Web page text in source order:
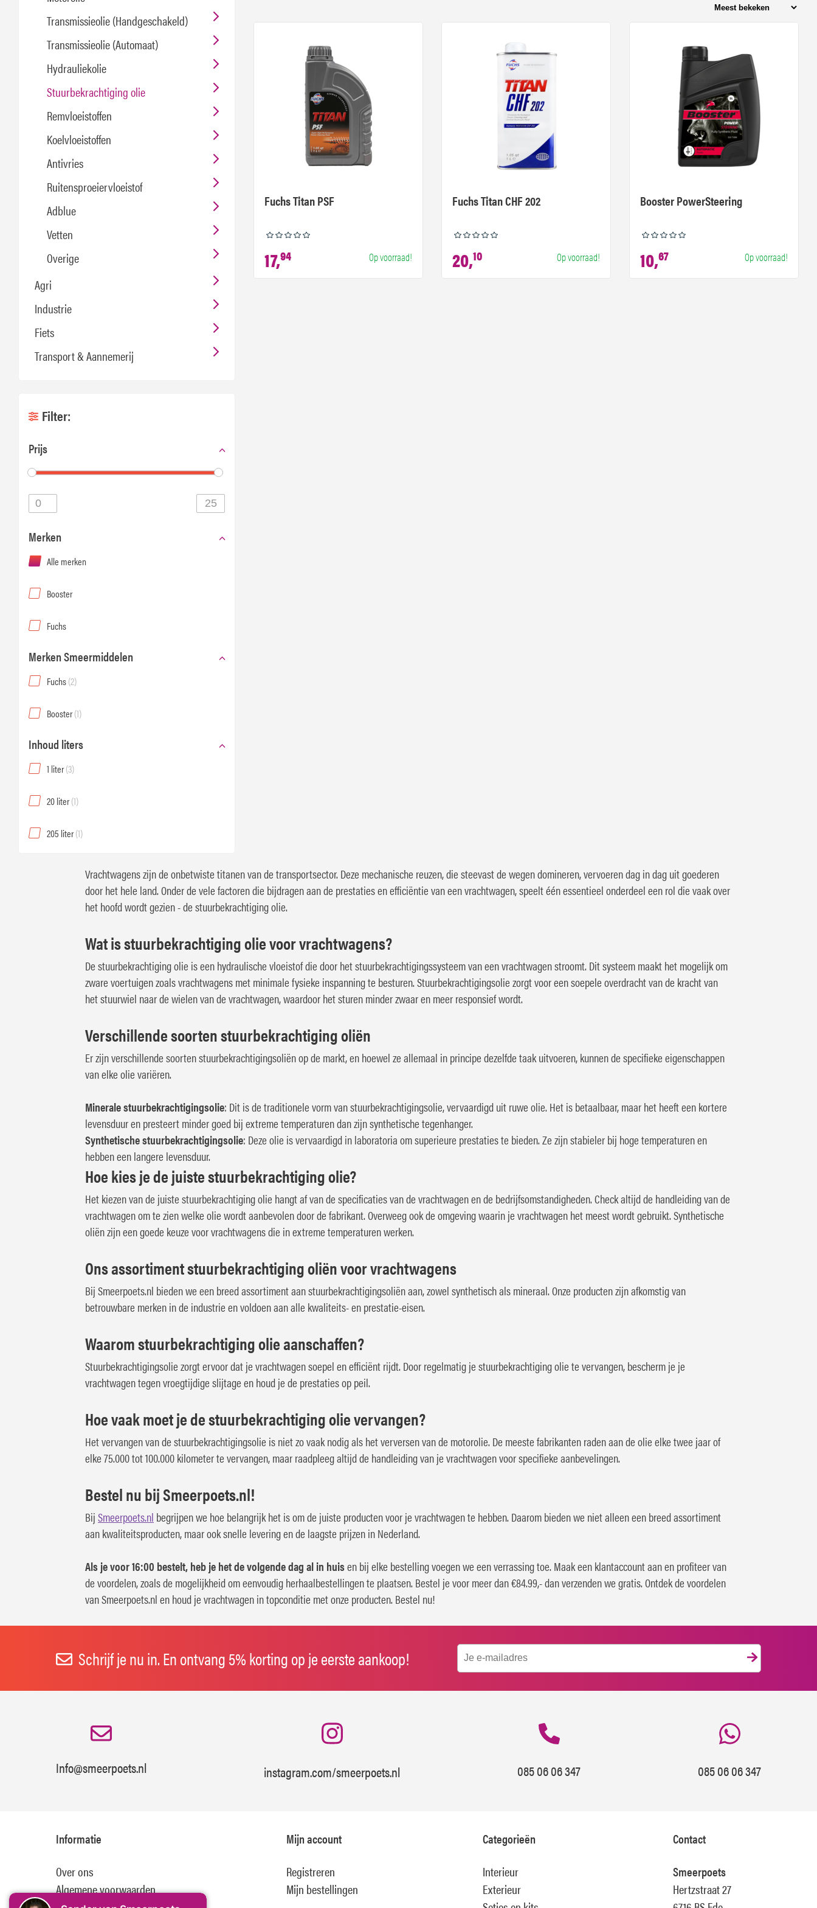
Transmissieolie (Handgeschakeld)
Transmissieolie (Automaat)
Hydrauliekolie
Stuurbekrachtiging olie
Remvloeistoffen
Koelvloeistoffen
Antivries
Ruitensproeiervloeistof
Adblue
Vetten
Overige
Agri
Industrie
Fiets
Transport & Aannemerij
Filter:
Prijs
Merken
Alle merken
Booster
Fuchs
Merken Smeermiddelen
Fuchs(2)
Booster(1)
Inhoud liters
1 liter(3)
20 liter(1)
205 liter(1)
Fuchs Titan PSF
17,94 Op voorraad!
Fuchs Titan CHF 202
20,10 Op voorraad!
Booster PowerSteering
10,67 Op voorraad!
Vrachtwagens zijn de onbetwiste titanen van de transportsector. Deze mechanische reuzen, die steevast de wegen domineren, vervoeren dag in dag uit goederen
door het hele land. Onder de vele factoren die bijdragen aan de prestaties en efficiëntie van een vrachtwagen, speelt één essentieel onderdeel een rol die vaak over
het hoofd wordt gezien - de stuurbekrachtiging olie.
Wat is stuurbekrachtiging olie voor vrachtwagens?
De stuurbekrachtiging olie is een hydraulische vloeistof die door het stuurbekrachtigingssysteem van een vrachtwagen stroomt. Dit systeem maakt het mogelijk om
zware voertuigen zoals vrachtwagens met minimale fysieke inspanning te besturen. Stuurbekrachtigingsolie zorgt voor een soepele overdracht van de kracht van
het stuurwiel naar de wielen van de vrachtwagen, waardoor het sturen minder zwaar en meer responsief wordt.
Verschillende soorten stuurbekrachtiging oliën
Er zijn verschillende soorten stuurbekrachtigingsoliën op de markt, en hoewel ze allemaal in principe dezelfde taak uitvoeren, kunnen de specifieke eigenschappen
van elke olie variëren.
Minerale stuurbekrachtigingsolie: Dit is de traditionele vorm van stuurbekrachtigingsolie, vervaardigd uit ruwe olie. Het is betaalbaar, maar het heeft een kortere
levensduur en presteert minder goed bij extreme temperaturen dan zijn synthetische tegenhanger.
Synthetische stuurbekrachtigingsolie: Deze olie is vervaardigd in laboratoria om superieure prestaties te bieden. Ze zijn stabieler bij hoge temperaturen en
hebben een langere levensduur.
Hoe kies je de juiste stuurbekrachtiging olie?
Het kiezen van de juiste stuurbekrachtiging olie hangt af van de specificaties van de vrachtwagen en de bedrijfsomstandigheden. Check altijd de handleiding van de
vrachtwagen om te zien welke olie wordt aanbevolen door de fabrikant. Overweeg ook de omgeving waarin je vrachtwagen het meest wordt gebruikt. Synthetische
oliën zijn een goede keuze voor vrachtwagens die in extreme temperaturen werken.
Ons assortiment stuurbekrachtiging oliën voor vrachtwagens
Bij Smeerpoets.nl bieden we een breed assortiment aan stuurbekrachtigingsoliën aan, zowel synthetisch als mineraal. Onze producten zijn afkomstig van
betrouwbare merken in de industrie en voldoen aan alle kwaliteits- en prestatie-eisen.
Waarom stuurbekrachtiging olie aanschaffen?
Stuurbekrachtigingsolie zorgt ervoor dat je vrachtwagen soepel en efficiënt rijdt. Door regelmatig je stuurbekrachtiging olie te vervangen, bescherm je je
vrachtwagen tegen vroegtijdige slijtage en houd je de prestaties op peil.
Hoe vaak moet je de stuurbekrachtiging olie vervangen?
Het vervangen van de stuurbekrachtigingsolie is niet zo vaak nodig als het verversen van de motorolie. De meeste fabrikanten raden aan de olie elke twee jaar of
elke 75.000 tot 100.000 kilometer te vervangen, maar raadpleeg altijd de handleiding van je vrachtwagen voor specifieke aanbevelingen.
Bestel nu bij Smeerpoets.nl!
BijSmeerpoets.nl begrijpen we hoe belangrijk het is om de juiste producten voor je vrachtwagen te hebben. Daarom bieden we niet alleen een breed assortiment
aan kwaliteitsproducten, maar ook snelle levering en de laagste prijzen in Nederland.
Als je voor 16:00 bestelt, heb je het de volgende dag al in huisen bij elke bestelling voegen we een verrassing toe. Maak een klantaccount aan en profiteer van
de voordelen, zoals de mogelijkheid om eenvoudig herhaalbestellingen te plaatsen. Bestel je voor meer dan €84.99,- dan verzenden we gratis. Ontdek de voordelen
van Smeerpoets.nl en houd je vrachtwagen in topconditie met onze producten. Bestel nu!
Schrijf je nu in. En ontvang 5% korting op je eerste aankoop!
Info@smeerpoets.nl instagram.com/smeerpoets.nl 085 06 06 347 085 06 06 347
Informatie
Over ons
Algemene voorwaarden
Mijn account
Registreren
Mijn bestellingen
Categorieën
Interieur
Exterieur
Contact
Smeerpoets
Hertzstraat 27